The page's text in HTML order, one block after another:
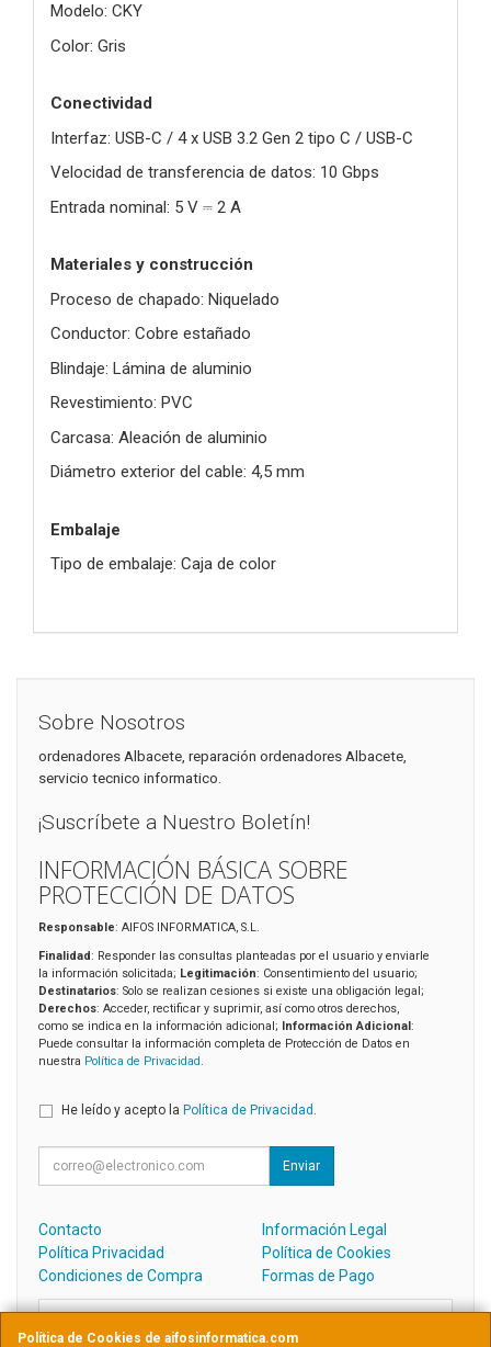
Modelo: CKY
Color: Gris
Conectividad
Interfaz: USB-C / 4 x USB 3.2 Gen 2 tipo C / USB-C
Velocidad de transferencia de datos: 10 Gbps
Entrada nominal: 5 V ⎓ 2 A
Materiales y construcción
Proceso de chapado: Niquelado
Conductor: Cobre estañado
Blindaje: Lámina de aluminio
Revestimiento: PVC
Carcasa: Aleación de aluminio
Diámetro exterior del cable: 4,5 mm
Embalaje
Tipo de embalaje: Caja de color
Política de Cookies de aifosinformatica.com
Sobre Nosotros
ordenadores Albacete, reparación ordenadores Albacete,
servicio tecnico informatico.
¡Suscríbete a Nuestro Boletín!
INFORMACIÓN BÁSICA SOBRE
PROTECCIÓN DE DATOS
Responsable: AIFOS INFORMATICA, S.L.
Finalidad: Responder las consultas planteadas por el usuario y enviarle
la información solicitada; Legitimación: Consentimiento del usuario;
Destinatarios: Solo se realizan cesiones si existe una obligación legal;
Derechos: Acceder, rectificar y suprimir, así como otros derechos,
como se indica en la información adicional;
Información Adicional :
Puede consultar la información completa de Protección de Datos en
nuestra Política de Privacidad .
He leído y acepto la Política de Privacidad
Enviar
Contacto
Información Legal
Política Privacidad
Política de Cookies
Condiciones de Compra
Formas de Pago
Contacto